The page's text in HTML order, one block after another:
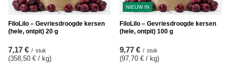
FiloLilo – Gevriesdroogde kersen
(hele, ontpit) 20 g
7,17 € / stuk
(358,50 € / kg)
NIEUW IN
FiloLilo – Gevriesdroogde kersen
(hele, ontpit) 100 g
9,77 € / stuk
(97,70 € / kg)